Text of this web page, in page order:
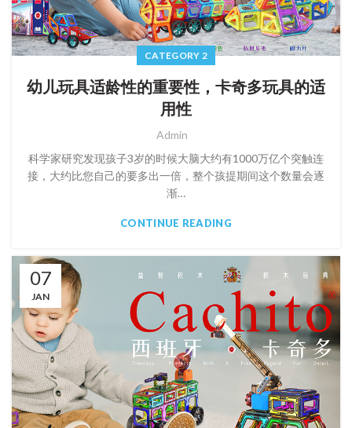
CATEGORY 2
幼儿玩具适龄性的重要性，卡奇多玩具的适
用性
Admin
科学家研究发现孩子3岁的时候大脑大约有1000万亿个突触连
接，大约比您自己的要多出一倍，整个孩提期间这个数量会逐
渐…
CONTINUE READING
07
JAN